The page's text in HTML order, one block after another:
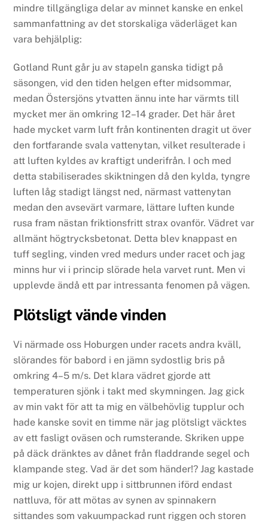
mindre tillgängliga delar av minnet kanske en enkel
sammanfattning av det storskaliga väderläget kan
vara behjälplig:
Gotland Runt går ju av stapeln ganska tidigt på
säsongen, vid den tiden helgen efter midsommar,
medan Östersjöns ytvatten ännu inte har värmts till
mycket mer än omkring 12–14 grader. Det här året
hade mycket varm luft från kontinenten dragit ut över
den fortfarande svala vattenytan, vilket resulterade i
att luften kyldes av kraftigt underifrån. I och med
detta stabiliserades skiktningen då den kylda, tyngre
luften låg stadigt längst ned, närmast vattenytan
medan den avsevärt varmare, lättare luften kunde
rusa fram nästan friktionsfritt strax ovanför. Vädret var
allmänt högtrycksbetonat. Detta blev knappast en
tuff segling, vinden vred medurs under racet och jag
minns hur vi i princip slörade hela varvet runt. Men vi
upplevde ändå ett par intressanta fenomen på vägen.
Plötsligt vände vinden
Vi närmade oss Hoburgen under racets andra kväll,
slörandes för babord i en jämn sydostlig bris på
omkring 4–5 m/s. Det klara vädret gjorde att
temperaturen sjönk i takt med skymningen. Jag gick
av min vakt för att ta mig en välbehövlig tupplur och
hade kanske sovit en timme när jag plötsligt väcktes
av ett fasligt oväsen och rumsterande. Skriken uppe
på däck dränktes av dånet från fladdrande segel och
klampande steg. Vad är det som händer!? Jag kastade
mig ur kojen, direkt upp i sittbrunnen iförd endast
nattluva, för att mötas av synen av spinnakern
sittandes som vakuumpackad runt riggen och storen